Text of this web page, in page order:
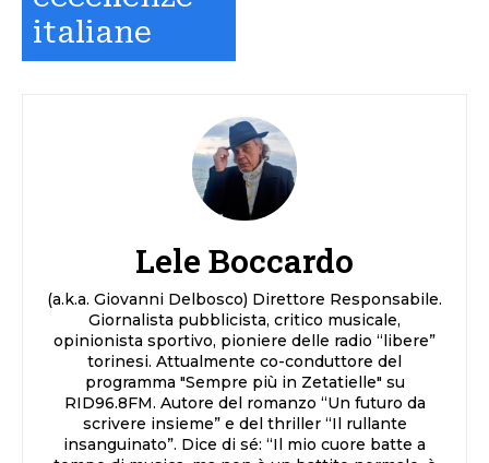
italiane
Lele Boccardo
(a.k.a. Giovanni Delbosco) Direttore Responsabile.
Giornalista pubblicista, critico musicale,
opinionista sportivo, pioniere delle radio “libere”
torinesi. Attualmente co-conduttore del
programma "Sempre più in Zetatielle" su
RID96.8FM. Autore del romanzo “Un futuro da
scrivere insieme” e del thriller “Il rullante
insanguinato”. Dice di sé: “Il mio cuore batte a